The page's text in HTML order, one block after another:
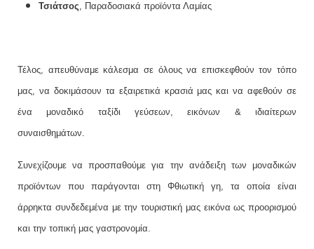
Τσιάτσος, Παραδοσιακά προϊόντα Λαμίας
Τέλος, απευθύναμε κάλεσμα σε όλους να επισκεφθούν τον τόπο
μας, να δοκιμάσουν τα εξαιρετικά κρασιά μας και να αφεθούν σε
ένα μοναδικό ταξίδι γεύσεων, εικόνων & ιδιαίτερων
συναισθημάτων.
Συνεχίζουμε να προσπαθούμε για την ανάδειξη των μοναδικών
προϊόντων που παράγονται στη Φθιωτική γη, τα οποία είναι
άρρηκτα συνδεδεμένα με την τουριστική μας εικόνα ως προορισμού
και την τοπική μας γαστρονομία.